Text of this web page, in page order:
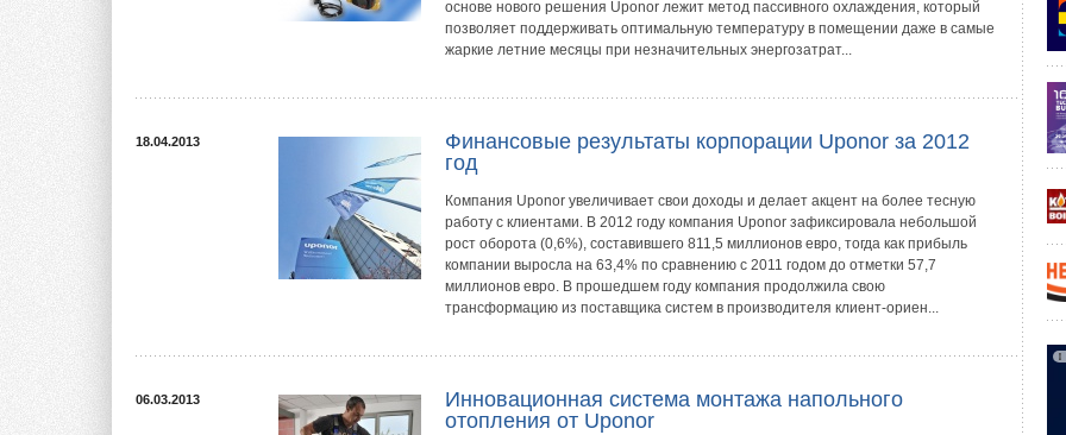
основе нового решения Uponor лежит метод пассивного охлаждения, который
позволяет поддерживать оптимальную температуру в помещении даже в самые
жаркие летние месяцы при незначительных энергозатрат...
18.04.2013
Финансовые результаты корпорации Uponor за 2012
год
Компания Uponor увеличивает свои доходы и делает акцент на более тесную
работу с клиентами. В 2012 году компания Uponor зафиксировала небольшой
рост оборота (0,6%), составившего 811,5 миллионов евро, тогда как прибыль
компании выросла на 63,4% по сравнению с 2011 годом до отметки 57,7
миллионов евро. В прошедшем году компания продолжила свою
трансформацию из поставщика систем в производителя клиент-ориен...
06.03.2013
Инновационная система монтажа напольного
отопления от Uponor